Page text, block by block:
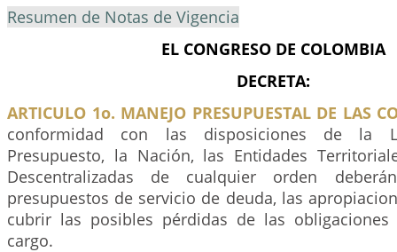
Resumen de Notas de Vigencia
EL CONGRESO DE COLOMBIA
DECRETA:
ARTICULO 1o. MANEJO PRESUPUESTAL DE LAS
conformidad con las disposiciones de la
Presupuesto, la Nación, las Entidades
Descentralizadas de cualquier orden
presupuestos de servicio de deuda, las
cubrir las posibles pérdidas de las
cargo.